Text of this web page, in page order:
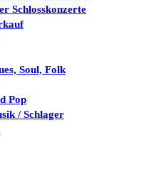
Schlosskonzerte
Soul, Folk
Pop
/ Schlager